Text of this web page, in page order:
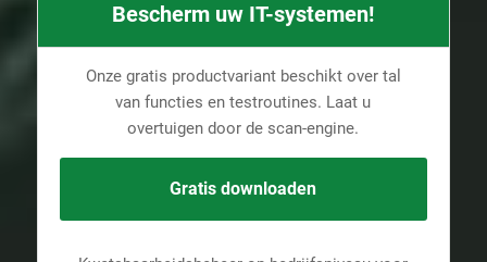
Bescherm uw IT-systemen!
Onze gratis productvariant beschikt over tal
van functies en testroutines. Laat u
overtuigen door de scan-engine.
Gratis downloaden